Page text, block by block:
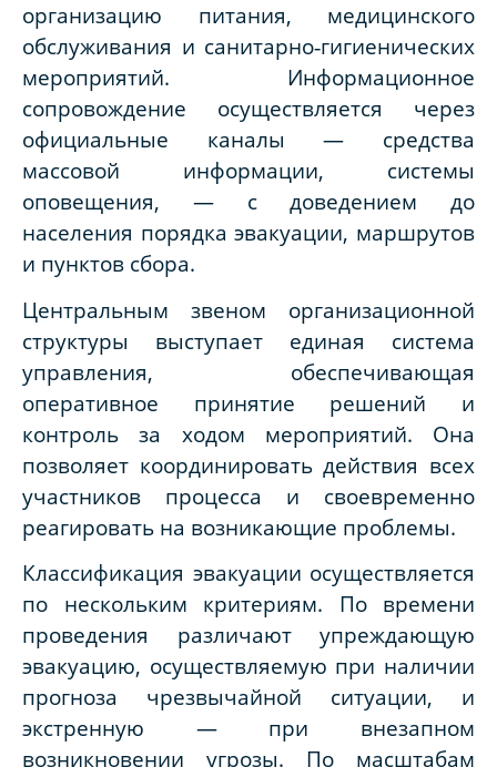
организацию питания, медицинского
обслуживания и санитарно‑гигиенических
мероприятий. Информационное
сопровождение осуществляется через
официальные каналы — средства
массовой информации, системы
оповещения, — с доведением до
населения порядка эвакуации, маршрутов
и пунктов сбора.
Центральным звеном организационной
структуры выступает единая система
управления, обеспечивающая
оперативное принятие решений и
контроль за ходом мероприятий. Она
позволяет координировать действия всех
участников процесса и своевременно
реагировать на возникающие проблемы.
Классификация эвакуации осуществляется
по нескольким критериям. По времени
проведения различают упреждающую
эвакуацию, осуществляемую при наличии
прогноза чрезвычайной ситуации, и
экстренную — при внезапном
возникновении угрозы. По масштабам